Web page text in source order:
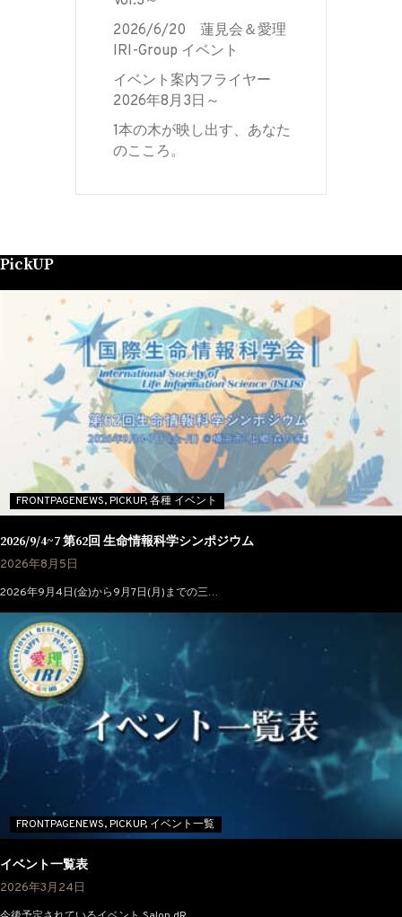
2026/6/20 蓮見会＆愛理
IRI-Group イベント
イベント案内フライヤー
2026年8月3日～
1本の木が映し出す、あなた
のこころ。
PickUP
FRONTPAGENEWS,PICKUP,各種 イベント
2026/9/4~7 第62回 生命情報科学シンポジウム
2026年8月5日
2026年9月4日(金)から9月7日(月)までの三…
FRONTPAGENEWS,PICKUP, イベント一覧
イベント一覧表
2026年3月24日